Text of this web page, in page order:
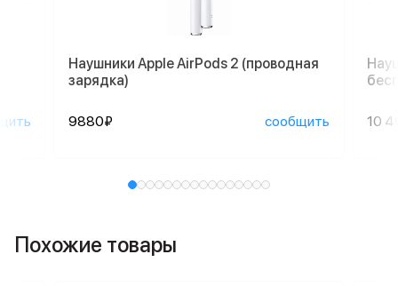
Наушники Apple AirPods 2 (проводная
зарядка)
9880₽ сообщить 10
Похожие товары